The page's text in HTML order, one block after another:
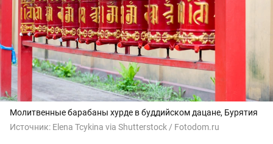
Молитвенные барабаны хурде в буддийском дацане, Бурятия
Источник: Elena Tcykina via Shutterstock / Fotodom.ru